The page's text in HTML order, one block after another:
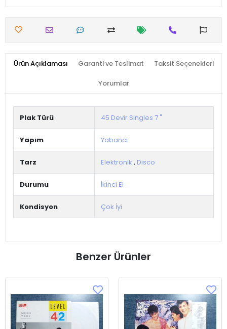
Ürün Açıklaması Garanti ve Teslimat Taksit Seçenekleri
Yorumlar
Plak Türü 45 Devir Singles 7 "
Yapım Yabancı
Tarz Elektronik , Disco
Durumu İkinci El
Kondisyon Çok İyi
Benzer Ürünler